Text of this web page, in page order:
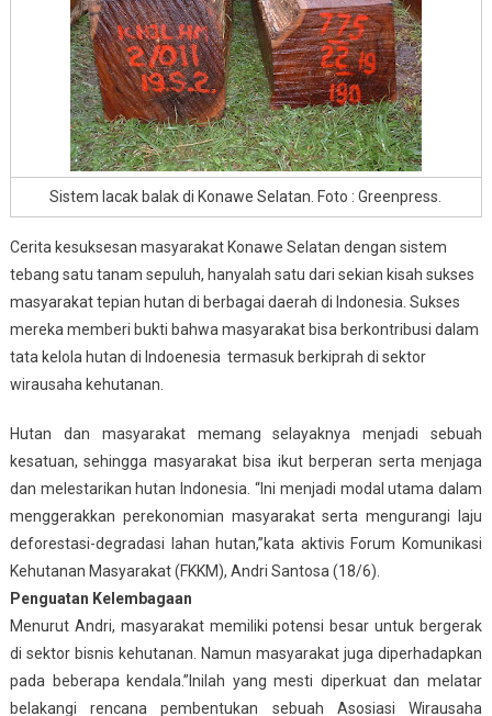
Sistem lacak balak di Konawe Selatan. Foto : Greenpress.
Cerita kesuksesan masyarakat Konawe Selatan dengan sistem
tebang satu tanam sepuluh, hanyalah satu dari sekian kisah sukses
masyarakat tepian hutan di berbagai daerah di Indonesia. Sukses
mereka memberi bukti bahwa masyarakat bisa berkontribusi dalam
tata kelola hutan di Indoenesia termasuk berkiprah di sektor
wirausaha kehutanan.
Hutan dan masyarakat memang selayaknya menjadi sebuah
kesatuan, sehingga masyarakat bisa ikut berperan serta menjaga
dan melestarikan hutan Indonesia. “Ini menjadi modal utama dalam
menggerakkan perekonomian masyarakat serta mengurangi laju
deforestasi-degradasi lahan hutan,”kata aktivis Forum Komunikasi
Kehutanan Masyarakat (FKKM), Andri Santosa (18/6).
Penguatan Kelembagaan
Menurut Andri, masyarakat memiliki potensi besar untuk bergerak
di sektor bisnis kehutanan. Namun masyarakat juga diperhadapkan
pada beberapa kendala.”Inilah yang mesti diperkuat dan melatar
belakangi rencana pembentukan sebuah Asosiasi Wirausaha